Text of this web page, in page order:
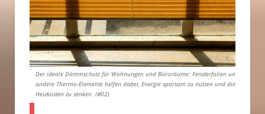
Der ideale Dämmschutz für Wohnungen und Büroräume: Fensterfolien und
andere Thermo-Elemente helfen dabei, Energie sparsam zu nutzen und die
Heizkosten zu senken. (#02)